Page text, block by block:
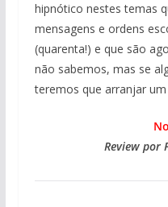
hipnótico nestes temas
mensagens e ordens
(quarenta!) e que são
não sabemos, mas se
teremos que arranjar um
Review por